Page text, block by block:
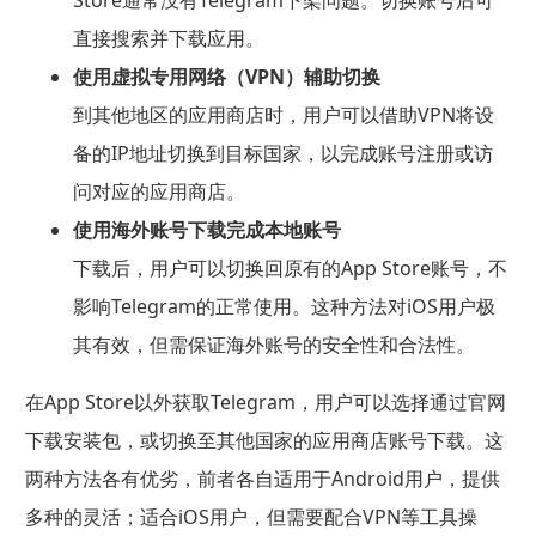
直接搜索并下载应用。
使用虚拟专用网络（VPN）辅助切换
到其他地区的应用商店时，用户可以借助VPN将设
备的IP地址切换到目标国家，以完成账号注册或访
问对应的应用商店。
使用海外账号下载完成本地账号
下载后，用户可以切换回原有的App Store账号，不
影响Telegram的正常使用。这种方法对iOS用户极
其有效，但需保证海外账号的安全性和合法性。
在App Store以外获取Telegram，用户可以选择通过官网
下载安装包，或切换至其他国家的应用商店账号下载。这
两种方法各有优劣，前者各自适用于Android用户，提供
多种的灵活；适合iOS用户，但需要配合VPN等工具操